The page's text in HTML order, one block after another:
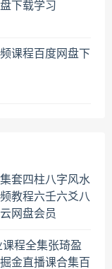
下载学习
课程百度网盘下
套四柱八字风水
教程六壬六爻八
网盘会员
程全集张琦盈
金直播课合集百